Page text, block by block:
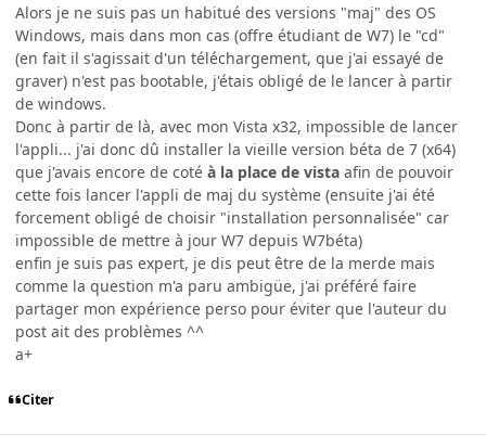
Alors je ne suis pas un habitué des versions "maj" des OS
Windows, mais dans mon cas (offre étudiant de W7) le "cd"
(en fait il s'agissait d'un téléchargement, que j'ai essayé de
graver) n'est pas bootable, j'étais obligé de le lancer à partir
de windows.
Donc à partir de là, avec mon Vista x32, impossible de lancer
l'appli... j'ai donc dû installer la vieille version béta de 7 (x64)
que j'avais encore de coté à la place de vista afin de pouvoir
cette fois lancer l'appli de maj du système (ensuite j'ai été
forcement obligé de choisir "installation personnalisée" car
impossible de mettre à jour W7 depuis W7béta)
enfin je suis pas expert, je dis peut être de la merde mais
comme la question m'a paru ambigüe, j'ai préféré faire
partager mon expérience perso pour éviter que l'auteur du
post ait des problèmes ^^
a+
Citer